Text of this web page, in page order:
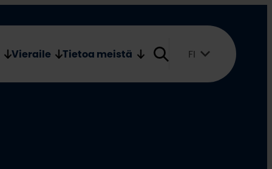
Vieraile Tietoa meistä FI